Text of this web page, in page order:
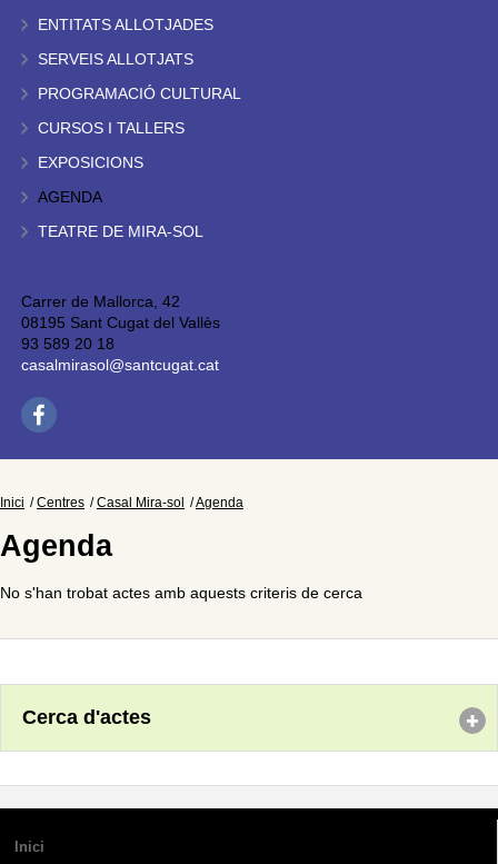
ENTITATS ALLOTJADES
SERVEIS ALLOTJATS
PROGRAMACIÓ CULTURAL
CURSOS I TALLERS
EXPOSICIONS
AGENDA
TEATRE DE MIRA-SOL
Carrer de Mallorca, 42
08195 Sant Cugat del Vallès
93 589 20 18
casalmirasol@santcugat.cat
Inici Centres Casal Mira-sol Agenda
Agenda
No s'han trobat actes amb aquests criteris de cerca
Cerca d'actes
Inici